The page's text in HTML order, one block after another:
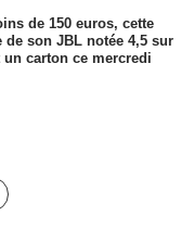
de 150 euros, cette
de son JBL notée 4,5 sur
un carton ce mercredi